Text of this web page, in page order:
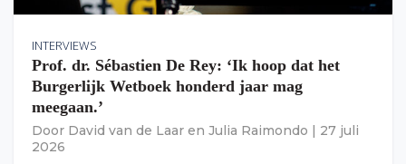
INTERVIEWS
Prof. dr. Sébastien De Rey: ‘Ik hoop dat het
Burgerlijk Wetboek honderd jaar mag
meegaan.’
Door David van de Laar en Julia Raimondo
27 juli
2026